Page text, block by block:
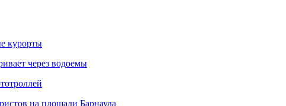
курорты
через водоемы
на площади Барнаула